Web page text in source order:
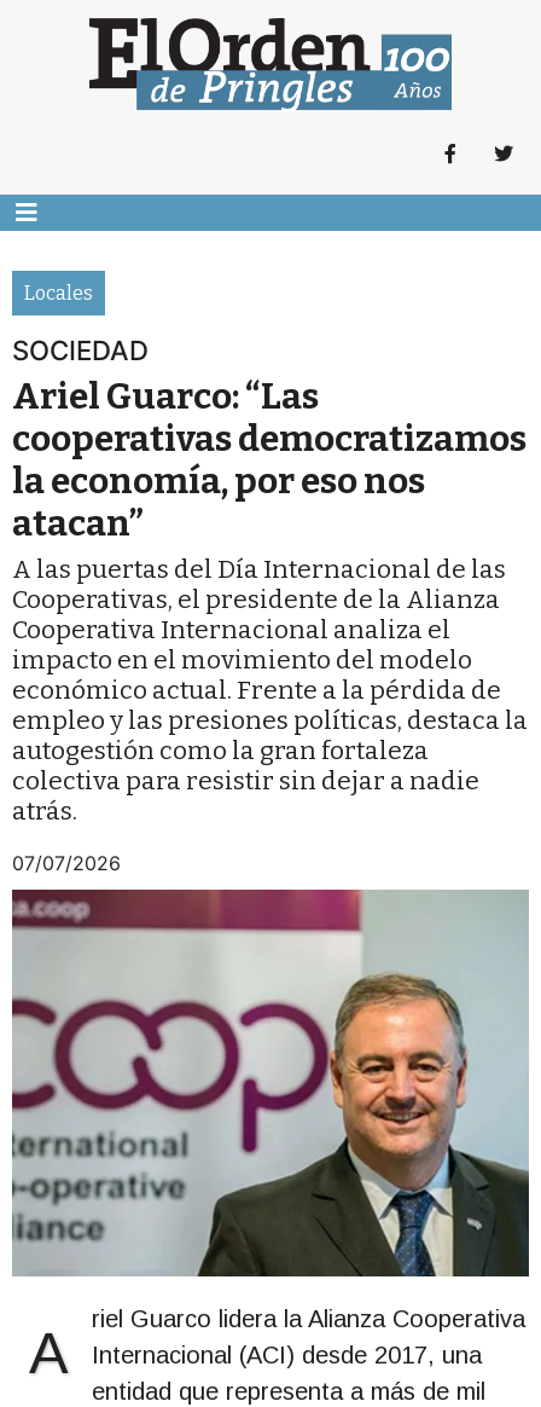
Locales
SOCIEDAD
Ariel Guarco: “Las
cooperativas democratizamos
la economía, por eso nos
atacan”
A las puertas del Día Internacional de las
Cooperativas, el presidente de la Alianza
Cooperativa Internacional analiza el
impacto en el movimiento del modelo
económico actual. Frente a la pérdida de
empleo y las presiones políticas, destaca la
autogestión como la gran fortaleza
colectiva para resistir sin dejar a nadie
atrás.
07/07/2026
A
riel Guarco lidera la Alianza Cooperativa
Internacional (ACI) desde 2017, una
entidad que representa a más de mil